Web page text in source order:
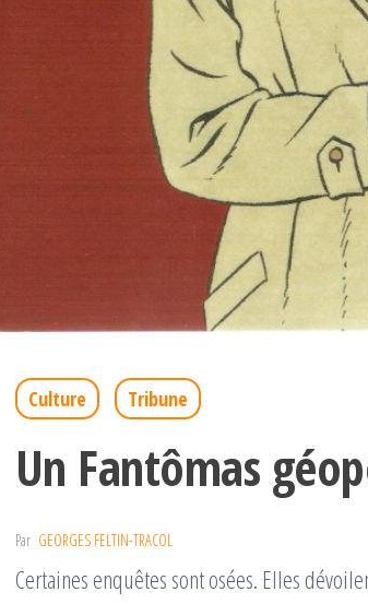
Culture Tribune
Un Fantômas
Par GEORGES FELTIN-TRACOL
Certaines enquêtes sont osées. Elles